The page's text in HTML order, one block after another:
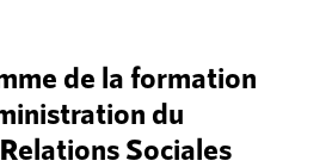
de la formation
du
Sociales